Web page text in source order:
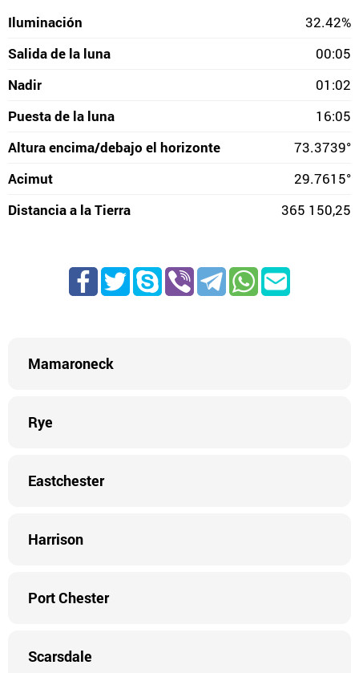
Iluminación
32.42%
Salida de la luna
00:05
Nadir
01:02
Puesta de la luna
16:05
Altura encima/debajo el horizonte
73.3739°
Acimut
29.7615°
Distancia a la Tierra
365 150,25
Mamaroneck
Rye
Eastchester
Harrison
Port Chester
Scarsdale